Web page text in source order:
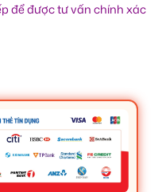
để được tư vấn chính xác